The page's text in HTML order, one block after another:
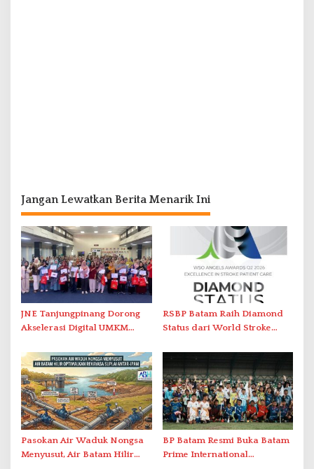
Jangan Lewatkan Berita Menarik Ini
JNE Tanjungpinang Dorong
Akselerasi Digital UMKM
2026
RSBP Batam Raih Diamond
Status dari World Stroke
Berstandar Internasional
Pasokan Air Waduk Nongsa
Menyusut, Air Batam Hilir
BP Batam Resmi Buka Batam
Prime International